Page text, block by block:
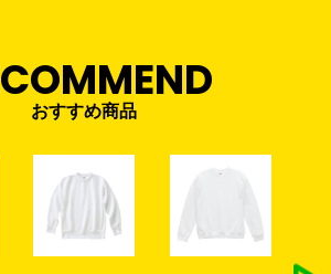
おすすめ商品